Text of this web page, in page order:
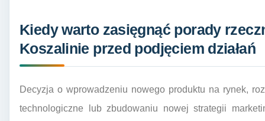
Kiedy warto zasięgnąć porady
Koszalinie przed podjęciem działań
Decyzja o wprowadzeniu nowego produktu na rynek,
technologiczne lub zbudowaniu nowej strategii